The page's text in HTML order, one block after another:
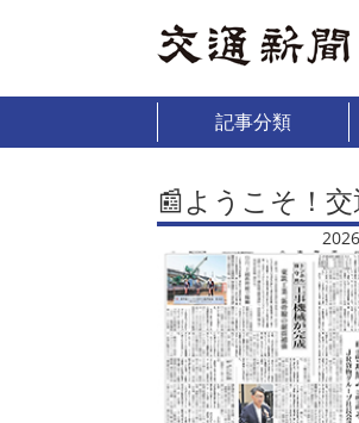
記事分類
📰ようこそ！